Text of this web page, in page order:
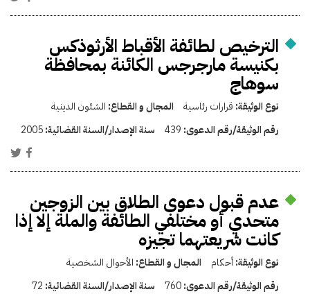
الترخيص لطائفة الأقباط الأرثوذكس
بكنيسة مارجرجس الكائنة بمحافظة
سوهاج
نوع الوثيقة: قرارات رئاسية المجال و القطاع: الشئون الدينية
رقم الوثيقة/رقم الدعوى: 439 سنة الإصدار/السنة القضائية:2005
عدم قبول دعوى الطلاق بين الزوجين
متحدي أو مختلفي الطائفة والملة إلا إذا
كانت شريعتهما تجيزه
نوع الوثيقة:أحكام المجال و القطاع: الأحوال الشخصية
رقم الوثيقة/رقم الدعوى:760 سنة الإصدار/السنة القضائية: 72